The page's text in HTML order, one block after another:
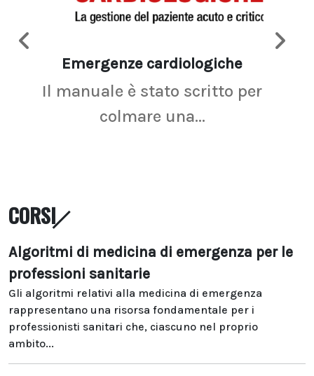
Emergenze cardiologiche
Il manuale è stato scritto per
colmare una...
CORSI
Algoritmi di medicina di emergenza per le
professioni sanitarie
Gli algoritmi relativi alla medicina di emergenza
rappresentano una risorsa fondamentale per i
professionisti sanitari che, ciascuno nel proprio
ambito...